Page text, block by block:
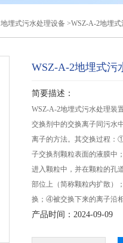
地埋式污水处理设备 >WSZ-A-2地埋
WSZ-A-2地埋式污
简要描述：
WSZ-A-2地埋式污水处理装
交换剂中的交换离子同污水
离子的方法。其交换过程：
子交换剂颗粒表面的液膜中
进入颗粒中，并在颗粒的孔
部位上（简称颗粒内扩散）
换；④被交换下来的离子沿
产品时间：2024-09-09